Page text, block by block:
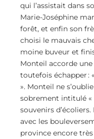
qui l’assistait dans
Marie-Joséphine
forêt, et enfin son
choisi le mauvais
moine buveur et
Monteil accorde
toutefois échapper :
». Monteil ne
sobrement intitulé «
souvenirs
avec les
province encore